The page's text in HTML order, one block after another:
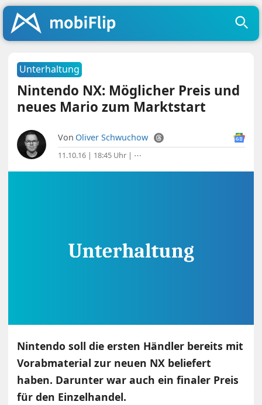
Unterhaltung
Nintendo NX: Möglicher Preis und
neues Mario zum Marktstart
Von Oliver Schwuchow
11.10.16 | 18:45 Uhr | ⋯
Nintendo soll die ersten Händler bereits mit
Vorabmaterial zur neuen NX beliefert
haben. Darunter war auch ein finaler Preis
für den Einzelhandel.